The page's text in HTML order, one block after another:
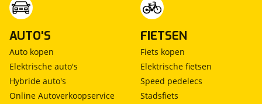
AUTO'S
Auto kopen
Elektrische auto's
Hybride auto's
Online Autoverkoopservice
FIETSEN
Fiets kopen
Elektrische fietsen
Speed pedelecs
Stadsfiets